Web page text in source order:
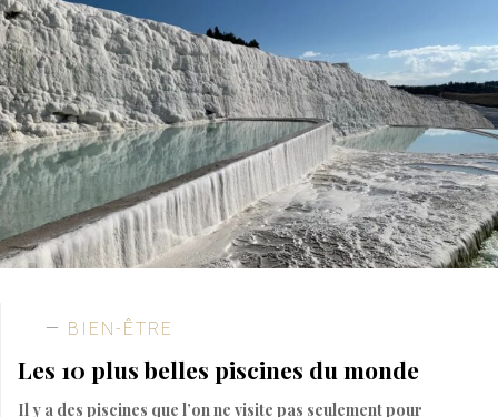
BIEN-ÊTRE
Les 10 plus belles piscines du monde
Il y a des piscines que l’on ne visite pas seulement pour